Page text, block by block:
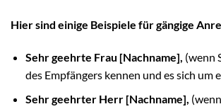
Hier sind einige Beispiele für gängige
Sehr geehrte Frau [Nachname], (wenn
des Empfängers kennen und es sich um
Sehr geehrter Herr [Nachname],